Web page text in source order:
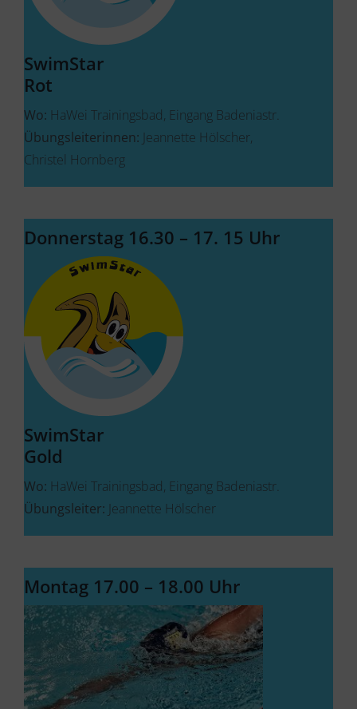
SwimStar
Rot
Wo: HaWei Trainingsbad, Eingang Badeniastr.
Übungsleiterinnen: Jeannette Hölscher,
Christel Hornberg
Donnerstag 16.30 – 17. 15 Uhr
SwimStar
Gold
Wo: HaWei Trainingsbad, Eingang Badeniastr.
Übungsleiter: Jeannette Hölscher
Montag 17.00 – 18.00 Uhr